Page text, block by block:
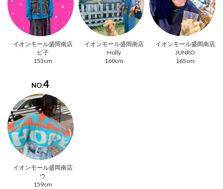
イオンモール盛岡南店
ピ子
153cm
イオンモール盛岡南店
Holly
160cm
イオンモール盛岡南店
JUNRO
165cm
NO.4
イオンモール盛岡南店
ウ
159cm